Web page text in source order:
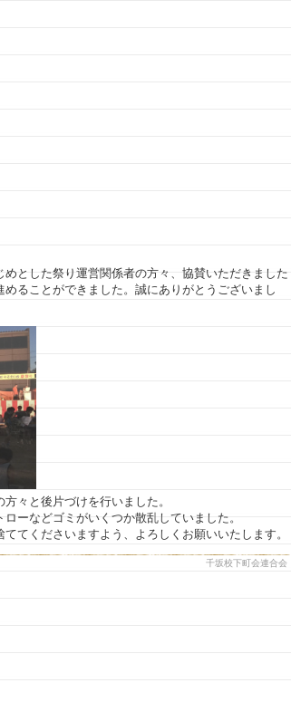
とした祭り運営関係者の方々、協賛いただきました
ることができました。誠にありがとうございまし
々と後片づけを行いました。
ーなどゴミがいくつか散乱していました。
てくださいますよう、よろしくお願いいたします。
千坂校下町会連合会